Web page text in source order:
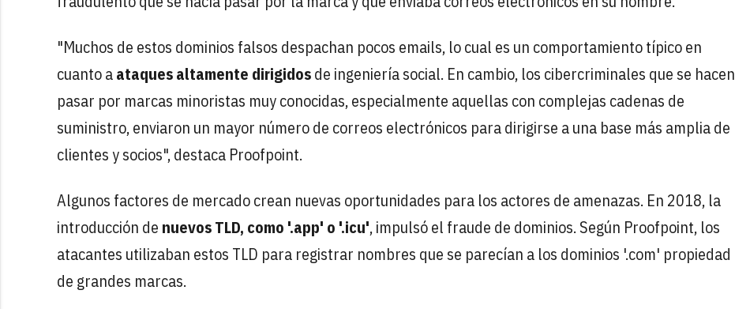
"Muchos de estos dominios falsos despachan pocos emails, lo cual es un comportamiento típico en
cuanto aataques altamente dirigidosde ingeniería social. En cambio, los cibercriminales que se hacen
pasar por marcas minoristas muy conocidas, especialmente aquellas con complejas cadenas de
suministro, enviaron un mayor número de correos electrónicos para dirigirse a una base más amplia de
clientes y socios", destaca Proofpoint.
Algunos factores de mercado crean nuevas oportunidades para los actores de amenazas. En 2018, la
introducción de nuevos TLD, como '.app' o '.icu', impulsó el fraude de dominios. Según Proofpoint, los
atacantes utilizaban estos TLD para registrar nombres que se parecían a los dominios '.com' propiedad
de grandes marcas.